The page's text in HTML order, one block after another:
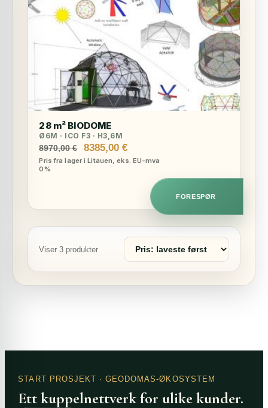
28 m² BIODOME
Ø6M · ICO F3 · H3,6M
8970,00€
Opprinnelig
pris
8385,00€Nåværende
pris
8385,00 €.
Pris fra lager i Litauen, eks. EU-mva
0%
FORESPØR
Viser 3 produkter
Sorter
produkter
START PROSJEKT · GEODOMAS-ØKOSYSTEM
Ett kuppelnettverk for ulike kunder.